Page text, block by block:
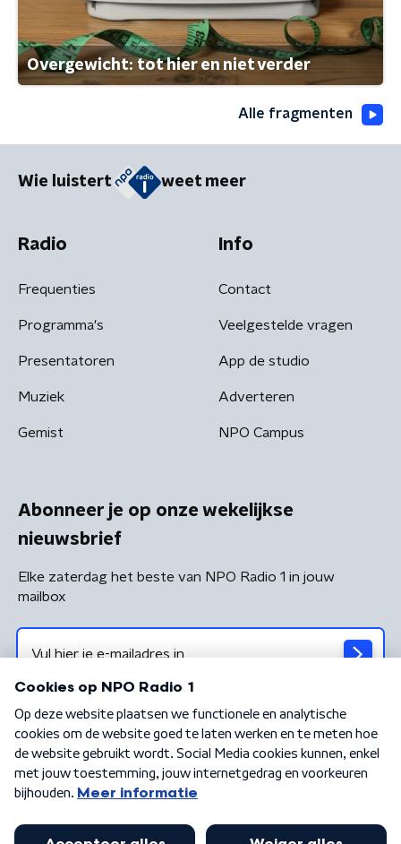
Overgewicht: tot hier en niet verder
Alle fragmenten
Wie luistert weet meer
Radio
Frequenties
Programma's
Presentatoren
Muziek
Gemist
Info
Contact
Veelgestelde vragen
App de studio
Adverteren
NPO Campus
Abonneer je op onze wekelijkse
nieuwsbrief
Elke zaterdag het beste van NPO Radio 1 in jouw
mailbox
Algemene voorwaarden